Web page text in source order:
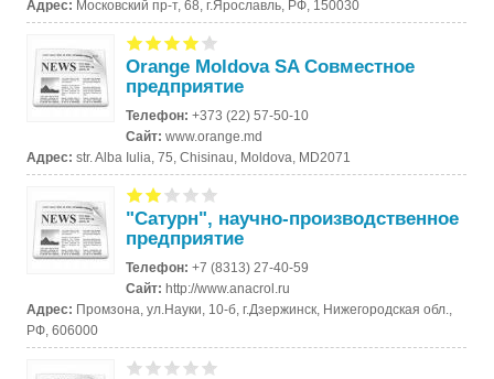
Адрес: Московский пр-т, 68, г.Ярославль, РФ, 150030
Orange Moldova SA Совместное
предприятие
Телефон:+373 (22) 57-50-10
Сайт:www.orange.md
Адрес:str. Alba Iulia, 75, Chisinau, Moldova, MD2071
"Сатурн", научно-производственное
предприятие
Телефон:+7 (8313) 27-40-59
Сайт:http://www.anacrol.ru
Адрес: Промзона, ул.Науки, 10-б, г.Дзержинск, Нижегородская обл.,
РФ, 606000